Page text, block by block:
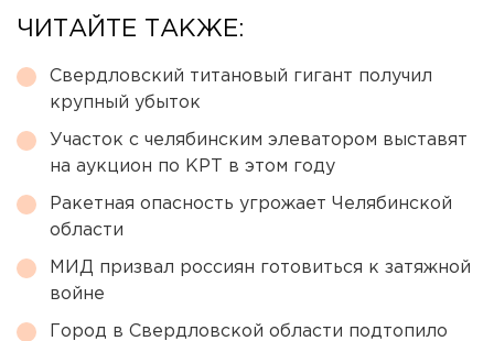
ЧИТАЙТЕ ТАКЖЕ:
Свердловский титановый гигант получил
крупный убыток
Участок с челябинским элеватором выставят
на аукцион по КРТ в этом году
Ракетная опасность угрожает Челябинской
области
МИД призвал россиян готовиться к затяжной
войне
Город в Свердловской области подтопило